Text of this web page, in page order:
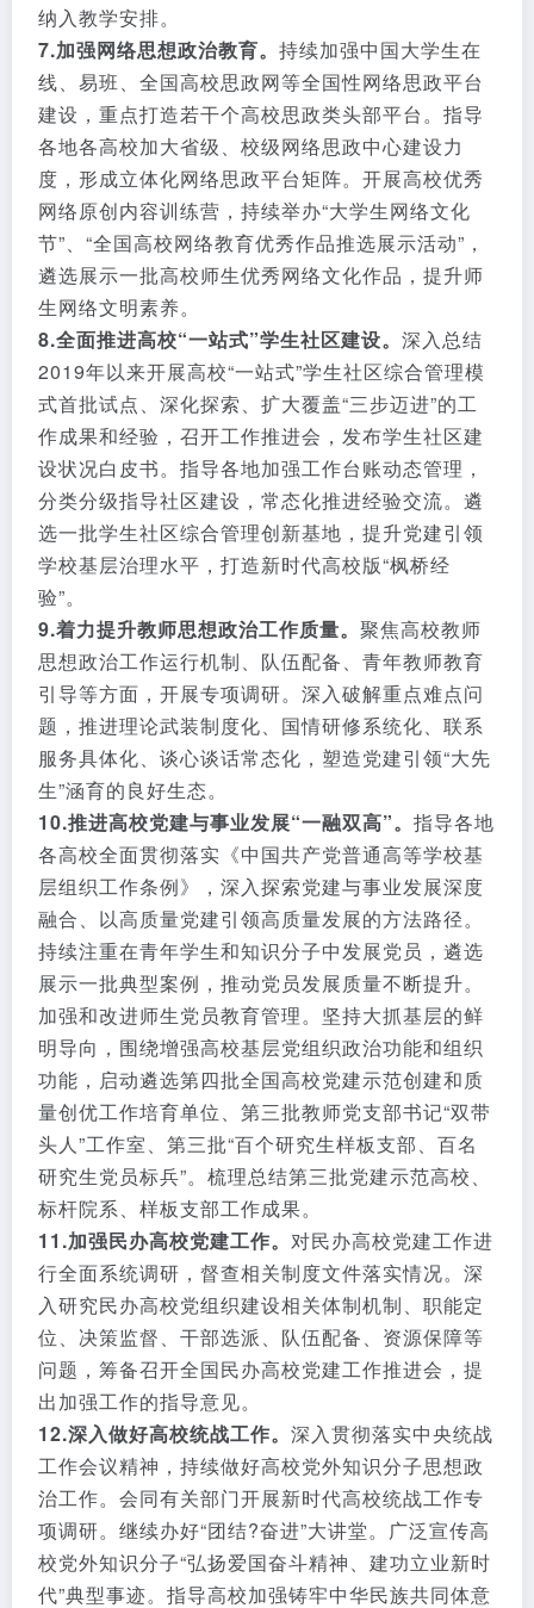
纳入教学安排。
7.加强网络思想政治教育。 持续加强中国大学生在
线、易班、全国高校思政网等全国性网络思政平台
建设，重点打造若干个高校思政类头部平台。指导
各地各高校加大省级、校级网络思政中心建设力
度，形成立体化网络思政平台矩阵。开展高校优秀
网络原创内容训练营，持续举办“大学生网络文化
节”、“全国高校网络教育优秀作品推选展示活动”，
遴选展示一批高校师生优秀网络文化作品，提升师
生网络文明素养。
8.全面推进高校“一站式”学生社区建设。 深入总结
2019年以来开展高校“一站式”学生社区综合管理模
式首批试点、深化探索、扩大覆盖“三步迈进”的工
作成果和经验，召开工作推进会，发布学生社区建
设状况白皮书。指导各地加强工作台账动态管理，
分类分级指导社区建设，常态化推进经验交流。遴
选一批学生社区综合管理创新基地，提升党建引领
学校基层治理水平，打造新时代高校版“枫桥经
验”。
9.着力提升教师思想政治工作质量。 聚焦高校教师
思想政治工作运行机制、队伍配备、青年教师教育
引导等方面，开展专项调研。深入破解重点难点问
题，推进理论武装制度化、国情研修系统化、联系
服务具体化、谈心谈话常态化，塑造党建引领“大先
生”涵育的良好生态。
10.推进高校党建与事业发展“一融双高”。 指导各地
各高校全面贯彻落实《中国共产党普通高等学校基
层组织工作条例》，深入探索党建与事业发展深度
融合、以高质量党建引领高质量发展的方法路径。
持续注重在青年学生和知识分子中发展党员，遴选
展示一批典型案例，推动党员发展质量不断提升。
加强和改进师生党员教育管理。坚持大抓基层的鲜
明导向，围绕增强高校基层党组织政治功能和组织
功能，启动遴选第四批全国高校党建示范创建和质
量创优工作培育单位、第三批教师党支部书记“双带
头人”工作室、第三批“百个研究生样板支部、百名
研究生党员标兵”。梳理总结第三批党建示范高校、
标杆院系、样板支部工作成果。
11.加强民办高校党建工作。 对民办高校党建工作进
行全面系统调研，督查相关制度文件落实情况。深
入研究民办高校党组织建设相关体制机制、职能定
位、决策监督、干部选派、队伍配备、资源保障等
问题，筹备召开全国民办高校党建工作推进会，提
出加强工作的指导意见。
12.深入做好高校统战工作。 深入贯彻落实中央统战
工作会议精神，持续做好高校党外知识分子思想政
治工作。会同有关部门开展新时代高校统战工作专
项调研。继续办好“团结?奋进”大讲堂。广泛宣传高
校党外知识分子“弘扬爱国奋斗精神、建功立业新时
代”典型事迹。指导高校加强铸牢中华民族共同体意